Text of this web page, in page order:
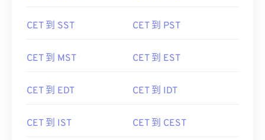
CET 到 SST CET 到 PST
CET 到 MST CET 到 EST
CET 到 EDT CET 到 IDT
CET 到 IST CET 到 CEST